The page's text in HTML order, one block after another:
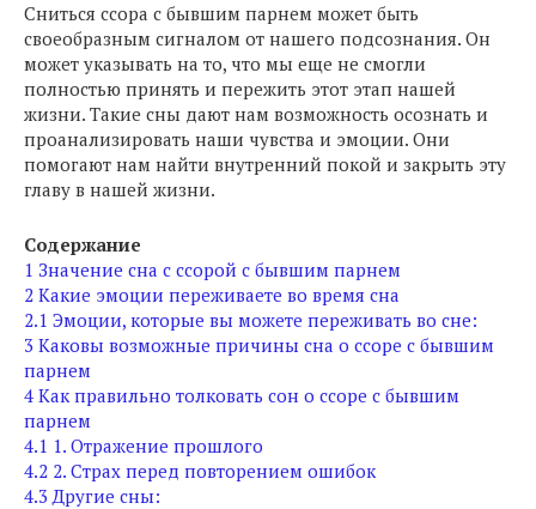
Сниться ссора с бывшим парнем может быть
своеобразным сигналом от нашего подсознания. Он
может указывать на то, что мы еще не смогли
полностью принять и пережить этот этап нашей
жизни. Такие сны дают нам возможность осознать и
проанализировать наши чувства и эмоции. Они
помогают нам найти внутренний покой и закрыть эту
главу в нашей жизни.
Содержание
1 Значение сна с ссорой с бывшим парнем
2 Какие эмоции переживаете во время сна
2.1 Эмоции, которые вы можете переживать во сне:
3 Каковы возможные причины сна о ссоре с бывшим
парнем
4 Как правильно толковать сон о ссоре с бывшим
парнем
4.1 1. Отражение прошлого
4.2 2. Страх перед повторением ошибок
4.3 Другие сны: